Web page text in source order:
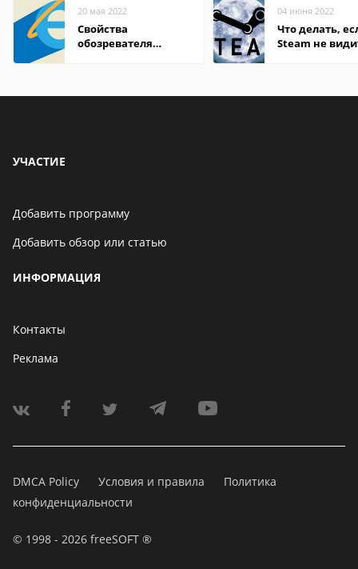
20 мая 2022
Свойства
обозревателя
04 июня 2022
Что делать,
Steam не
УЧАСТИЕ
Добавить программу
Добавить обзор или статью
ИНФОРМАЦИЯ
Контакты
Реклама
DMCA Policy Условия и правила
Политика
конфиденциальности
© 1998 - 2026 freeSOFT ®